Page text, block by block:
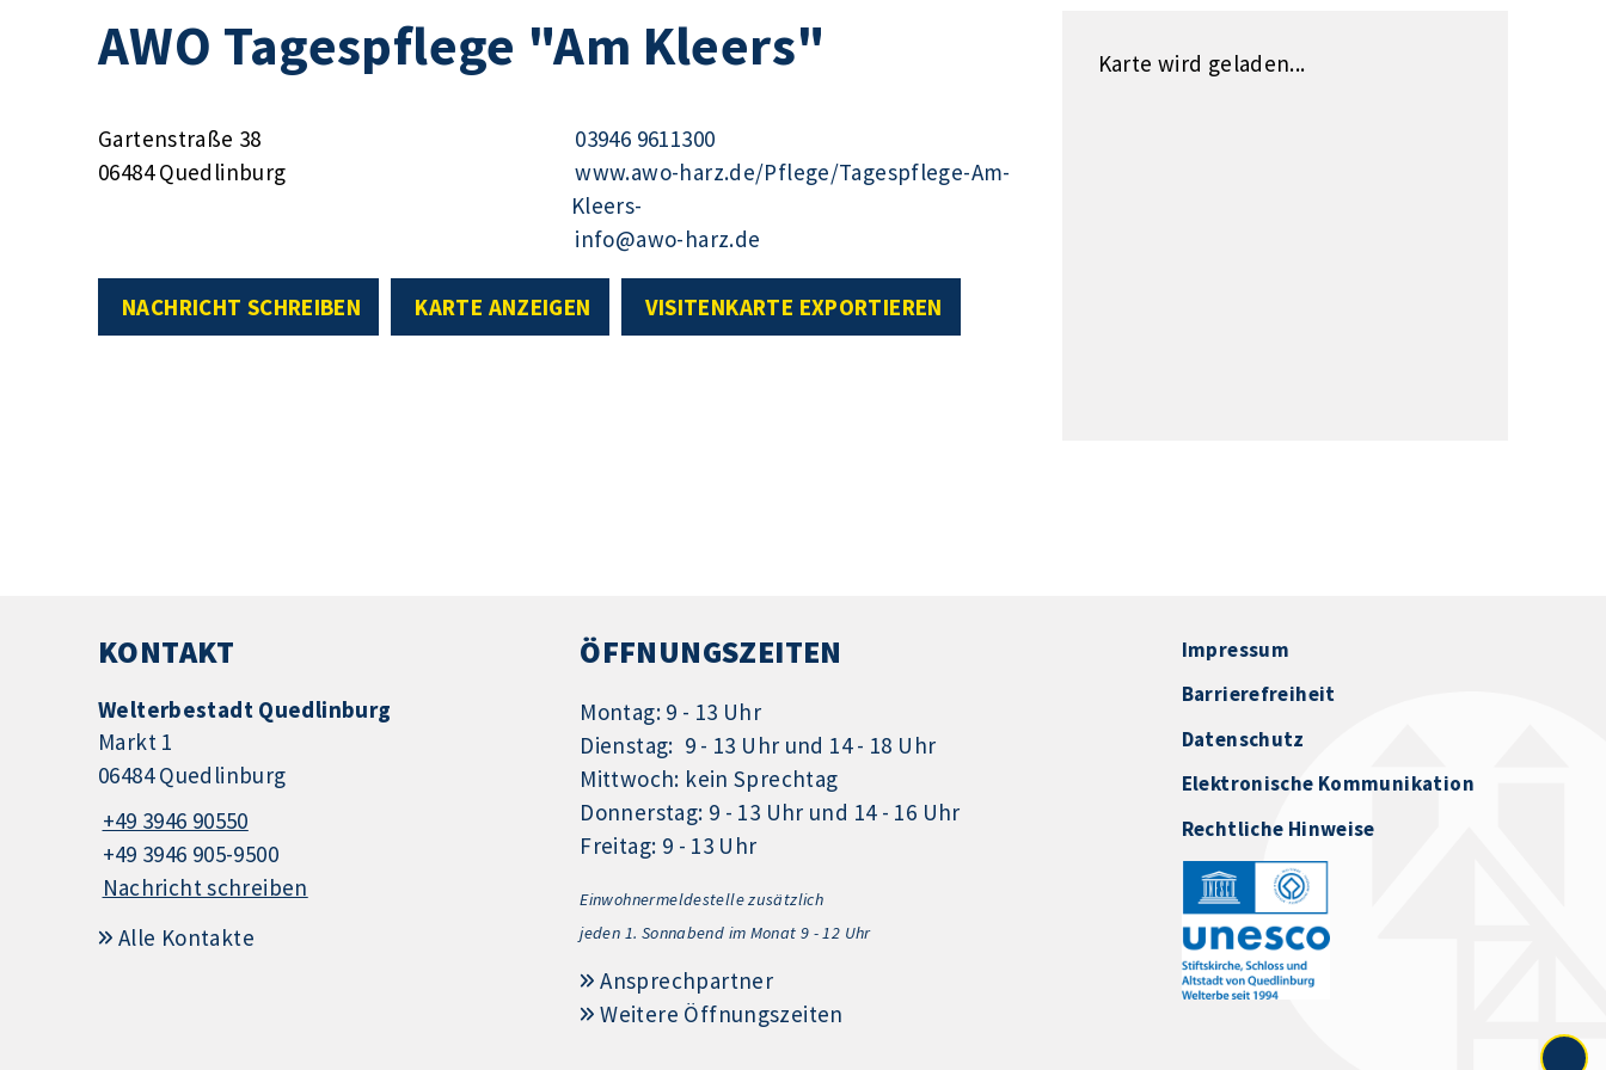
AWO Tagespflege "Am Kleers"
Gartenstraße 38
06484 Quedlinburg
03946 9611300
www.awo-harz.de/Pflege/Tagespflege-Am-
Kleers-
info@awo-harz.de
NACHRICHT SCHREIBEN KARTE ANZEIGEN VISITENKARTE EXPORTIEREN
Karte wird geladen...
KONTAKT
Welterbestadt Quedlinburg
Markt 1
06484 Quedlinburg
+49 3946 90550
+49 3946 905-9500
Nachricht schreiben
Alle Kontakte
ÖFFNUNGSZEITEN
Montag: 9 - 13 Uhr
Dienstag: 9 - 13 Uhr und 14 - 18 Uhr
Mittwoch: kein Sprechtag
Donnerstag: 9 - 13 Uhr und 14 - 16 Uhr
Freitag: 9 - 13 Uhr
Einwohnermeldestelle zusätzlich
jeden 1. Sonnabend im Monat 9 - 12 Uhr
Ansprechpartner
Weitere Öffnungszeiten
Impressum
Barrierefreiheit
Datenschutz
Elektronische Kommunikation
Rechtliche Hinweise